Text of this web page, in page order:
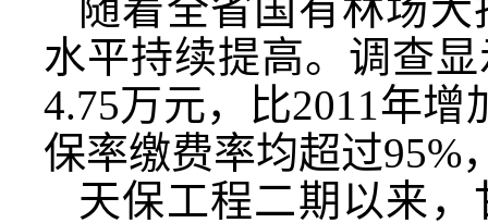
水平持续提高。调查
4.75万元，比2011年
保率缴费率均超过95%
天保工程二期以来